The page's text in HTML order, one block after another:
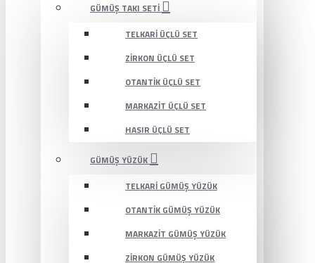
GÜMÜŞ TAKI SETI
TELKARI ÜÇLÜ SET
ZIRKON ÜÇLÜ SET
OTANTIK ÜÇLÜ SET
MARKAZIT ÜÇLÜ SET
HASIR ÜÇLÜ SET
GÜMÜŞ YÜZÜK
TELKARI GÜMÜŞ YÜZÜK
OTANTIK GÜMÜŞ YÜZÜK
MARKAZIT GÜMÜŞ YÜZÜK
ZIRKON GÜMÜŞ YÜZÜK